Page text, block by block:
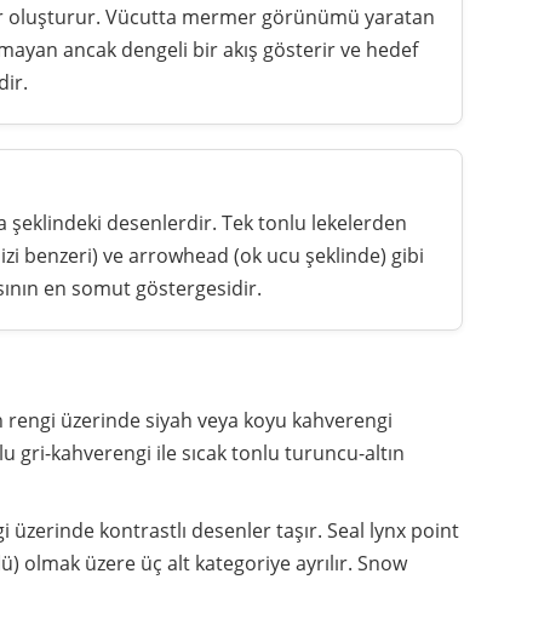
oluşturur. Vücutta mermer görünümü yaratan
ancak dengeli bir akış gösterir ve hedef
şeklindeki desenlerdir. Tek tonlu lekelerden
benzeri) ve arrowhead (ok ucu şeklinde) gibi
en somut göstergesidir.
rengi üzerinde siyah veya koyu kahverengi
gri-kahverengi ile sıcak tonlu turuncu-altın
üzerinde kontrastlı desenler taşır. Seal lynx point
olmak üzere üç alt kategoriye ayrılır. Snow